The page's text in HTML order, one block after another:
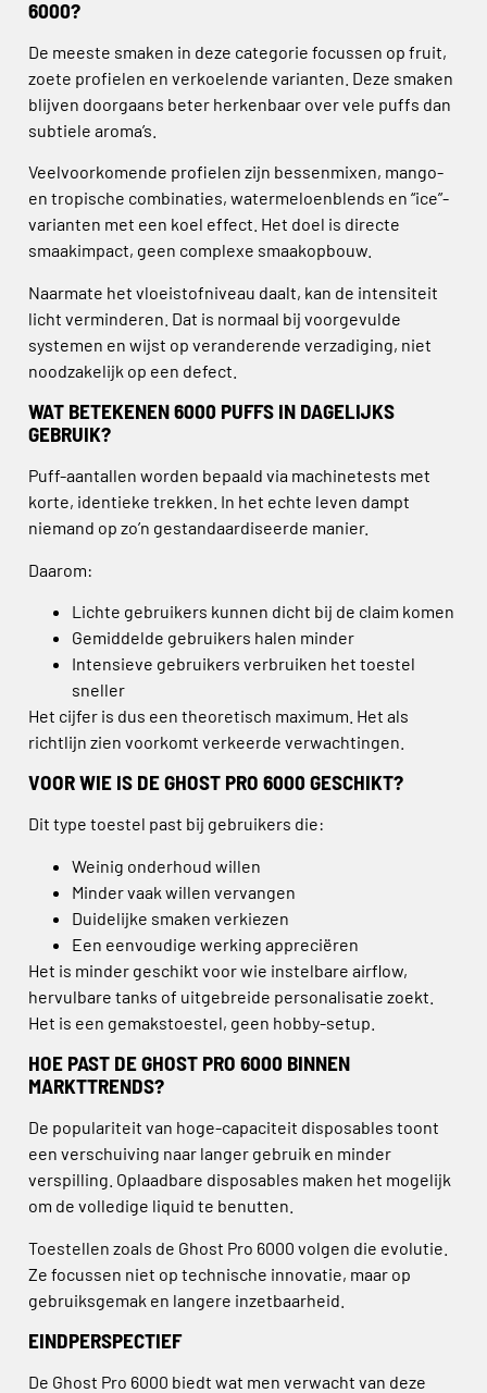
6000?
De meeste smaken in deze categorie focussen op fruit,
zoete profielen en verkoelende varianten. Deze smaken
blijven doorgaans beter herkenbaar over vele puffs dan
subtiele aroma’s.
Veelvoorkomende profielen zijn bessenmixen, mango-
en tropische combinaties, watermeloenblends en “ice”-
varianten met een koel effect. Het doel is directe
smaakimpact, geen complexe smaakopbouw.
Naarmate het vloeistofniveau daalt, kan de intensiteit
licht verminderen. Dat is normaal bij voorgevulde
systemen en wijst op veranderende verzadiging, niet
noodzakelijk op een defect.
WAT BETEKENEN 6000 PUFFS IN DAGELIJKS
GEBRUIK?
Puff-aantallen worden bepaald via machinetests met
korte, identieke trekken. In het echte leven dampt
niemand op zo’n gestandaardiseerde manier.
Daarom:
Lichte gebruikers kunnen dicht bij de claim komen
Gemiddelde gebruikers halen minder
Intensieve gebruikers verbruiken het toestel
sneller
Het cijfer is dus een theoretisch maximum. Het als
richtlijn zien voorkomt verkeerde verwachtingen.
VOOR WIE IS DE GHOST PRO 6000 GESCHIKT?
Dit type toestel past bij gebruikers die:
Weinig onderhoud willen
Minder vaak willen vervangen
Duidelijke smaken verkiezen
Een eenvoudige werking appreciëren
Het is minder geschikt voor wie instelbare airflow,
hervulbare tanks of uitgebreide personalisatie zoekt.
Het is een gemakstoestel, geen hobby-setup.
HOE PAST DE GHOST PRO 6000 BINNEN
MARKTTRENDS?
De populariteit van hoge-capaciteit disposables toont
een verschuiving naar langer gebruik en minder
verspilling. Oplaadbare disposables maken het mogelijk
om de volledige liquid te benutten.
Toestellen zoals de Ghost Pro 6000 volgen die evolutie.
Ze focussen niet op technische innovatie, maar op
gebruiksgemak en langere inzetbaarheid.
EINDPERSPECTIEF
De Ghost Pro 6000 biedt wat men verwacht van deze